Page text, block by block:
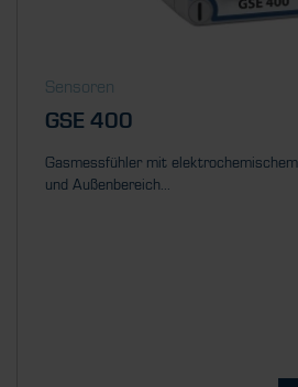
Sensoren
GSE 400
Gasmessfühler mit
und Außenbereich...